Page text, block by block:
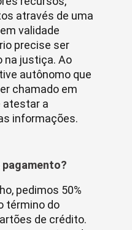
através de uma
validade
precise ser
na justiça. Ao
autônomo que
chamado em
atestar a
informações.
pagamento?
pedimos 50%
término do
de crédito.